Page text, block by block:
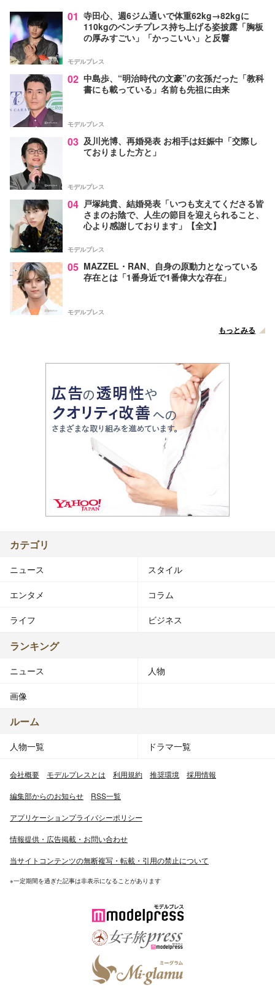
01 寺田心、週6ジム通いで体重62kg→82kgに
110kgのベンチプレス持ち上げる姿披露「胸板
の厚みすごい」「かっこいい」と反響
モデルプレス
02 中島歩、“明治時代の文豪”の玄孫だった「教科
書にも載っている」名前も先祖に由来
モデルプレス
03 及川光博、再婚発表 お相手は妊娠中「交際し
ておりました方と」
モデルプレス
04 戸塚純貴、結婚発表「いつも支えてくださる皆
さまのお陰で、人生の節目を迎えられること、
心より感謝しております」【全文】
モデルプレス
05 MAZZEL・RAN、自身の原動力となっている
存在とは「1番身近で1番偉大な存在」
モデルプレス
もっとみる
カテゴリ
ニュース スタイル
エンタメ コラム
ライフ ビジネス
ランキング
ニュース 人物
画像
ルーム
人物一覧 ドラマ一覧
会社概要 モデルプレスとは 利用規約 推奨環境 採用情報
編集部からのお知らせ RSS一覧
アプリケーションプライバシーポリシー
情報提供・広告掲載・お問い合わせ
当サイトコンテンツの無断複写・転載・引用の禁止について
※一定期間を過ぎた記事は非表示になることがあります